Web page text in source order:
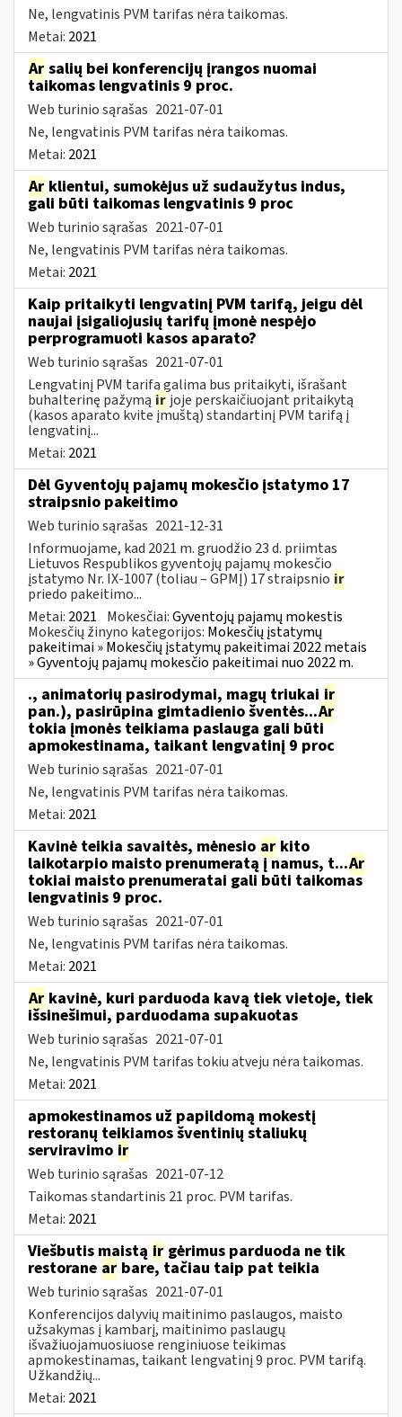
Ne, lengvatinis PVM tarifas nėra taikomas.
Metai: 2021
Ar salių bei konferencijų įrangos nuomai
taikomas lengvatinis 9 proc.
Web turinio sąrašas 2021-07-01
Ne, lengvatinis PVM tarifas nėra taikomas.
Metai: 2021
Ar klientui, sumokėjus už sudaužytus indus,
gali būti taikomas lengvatinis 9 proc
Web turinio sąrašas 2021-07-01
Ne, lengvatinis PVM tarifas nėra taikomas.
Metai: 2021
Kaip pritaikyti lengvatinį PVM tarifą, jeigu dėl
naujai įsigaliojusių tarifų įmonė nespėjo
perprogramuoti kasos aparato?
Web turinio sąrašas 2021-07-01
Lengvatinį PVM tarifą galima bus pritaikyti, išrašant
buhalterinę pažymą ir joje perskaičiuojant pritaikytą
(kasos aparato kvite įmuštą) standartinį PVM tarifą į
lengvatinį...
Metai: 2021
Dėl Gyventojų pajamų mokesčio įstatymo 17
straipsnio pakeitimo
Web turinio sąrašas 2021-12-31
Informuojame, kad 2021 m. gruodžio 23 d. priimtas
Lietuvos Respublikos gyventojų pajamų mokesčio
įstatymo Nr. IX-1007 (toliau – GPMĮ) 17 straipsnio ir
priedo pakeitimo...
Metai: 2021 Mokesčiai:Gyventojų pajamų mokestis
Mokesčių žinyno kategorijos: Mokesčių įstatymų
pakeitimai » Mokesčių įstatymų pakeitimai 2022 metais
» Gyventojų pajamų mokesčio pakeitimai nuo 2022 m.
., animatorių pasirodymai, magų triukai ir
pan.), pasirūpina gimtadienio šventės...Ar
tokia įmonės teikiama paslauga gali būti
apmokestinama, taikant lengvatinį 9 proc
Web turinio sąrašas 2021-07-01
Ne, lengvatinis PVM tarifas nėra taikomas.
Metai: 2021
Kavinė teikia savaitės, mėnesio ar kito
laikotarpio maisto prenumeratą į namus, t...Ar
tokiai maisto prenumeratai gali būti taikomas
lengvatinis 9 proc.
Web turinio sąrašas 2021-07-01
Ne, lengvatinis PVM tarifas nėra taikomas.
Metai: 2021
Ar kavinė, kuri parduoda kavą tiek vietoje, tiek
išsinešimui, parduodama supakuotas
Web turinio sąrašas 2021-07-01
Ne, lengvatinis PVM tarifas tokiu atveju nėra taikomas.
Metai: 2021
apmokestinamos už papildomą mokestį
restoranų teikiamos šventinių staliukų
serviravimo ir
Web turinio sąrašas 2021-07-12
Taikomas standartinis 21 proc. PVM tarifas.
Metai: 2021
Viešbutis maistą ir gėrimus parduoda ne tik
restorane ar bare, tačiau taip pat teikia
Web turinio sąrašas 2021-07-01
Konferencijos dalyvių maitinimo paslaugos, maisto
užsakymas į kambarį, maitinimo paslaugų
išvažiuojamuosiuose renginiuose teikimas
apmokestinamas, taikant lengvatinį 9 proc. PVM tarifą.
Užkandžių...
Metai: 2021